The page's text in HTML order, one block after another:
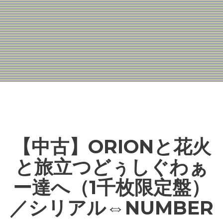
【中古】ORIONと花火
と旅立つどぅしぐわぁ
ー達へ（1千枚限定盤）
／シリアル⇔NUMBER